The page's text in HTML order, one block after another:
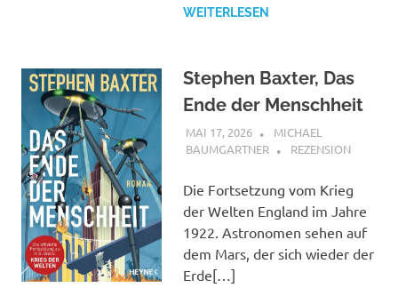
WEITERLESEN
Stephen Baxter, Das
Ende der Menschheit
MAI 17, 2026
MICHAEL
BAUMGARTNER
REZENSION
Die Fortsetzung vom Krieg
der Welten England im Jahre
1922. Astronomen sehen auf
dem Mars, der sich wieder der
Erde[…]